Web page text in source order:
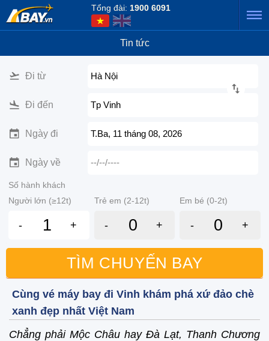
Tổng đài: 1900 6091
Tin tức
Đi từ Hà Nội
Đi đến Tp Vinh
Ngày đi T.Ba, 11 tháng 08, 2026
Ngày về --/--/----
Số hành khách
Người lớn (≥12t)
Trẻ em (2-12t) Em bé (0-2t)
- + - + - +
TÌM CHUYẾN BAY
Cùng vé máy bay đi Vinh khám phá xứ đảo chè
xanh đẹp nhất Việt Nam
Chẳng phải Mộc Châu hay Đà Lạt, Thanh Chương